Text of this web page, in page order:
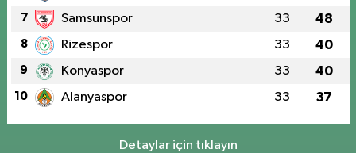
7 Samsunspor 33 48
8 Rizespor 33 40
9 Konyaspor 33 40
10 Alanyaspor 33 37
Detaylar için tıklayın